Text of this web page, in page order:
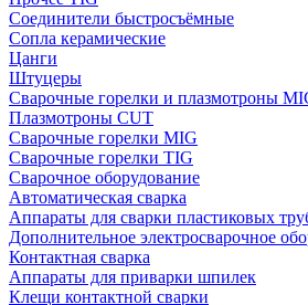
Соединители быстросъёмные
Сопла керамические
Цанги
Штуцеры
Сварочные горелки и плазмотроны
Плазмотроны CUT
Сварочные горелки MIG
Сварочные горелки TIG
Сварочное оборудование
Автоматическая сварка
Аппараты для сварки пластиковых
Дополнительное электросварочное
Контактная сварка
Аппараты для приварки шпилек
Клещи контактной сварки